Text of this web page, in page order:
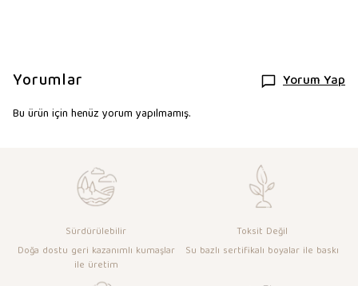
Yorumlar Yorum Yap
Bu ürün için henüz yorum yapılmamış.
Sürdürülebilir
Doğa dostu geri kazanımlı kumaşlar
ile üretim
Toksit Değil
Su bazlı sertifikalı boyalar ile baskı